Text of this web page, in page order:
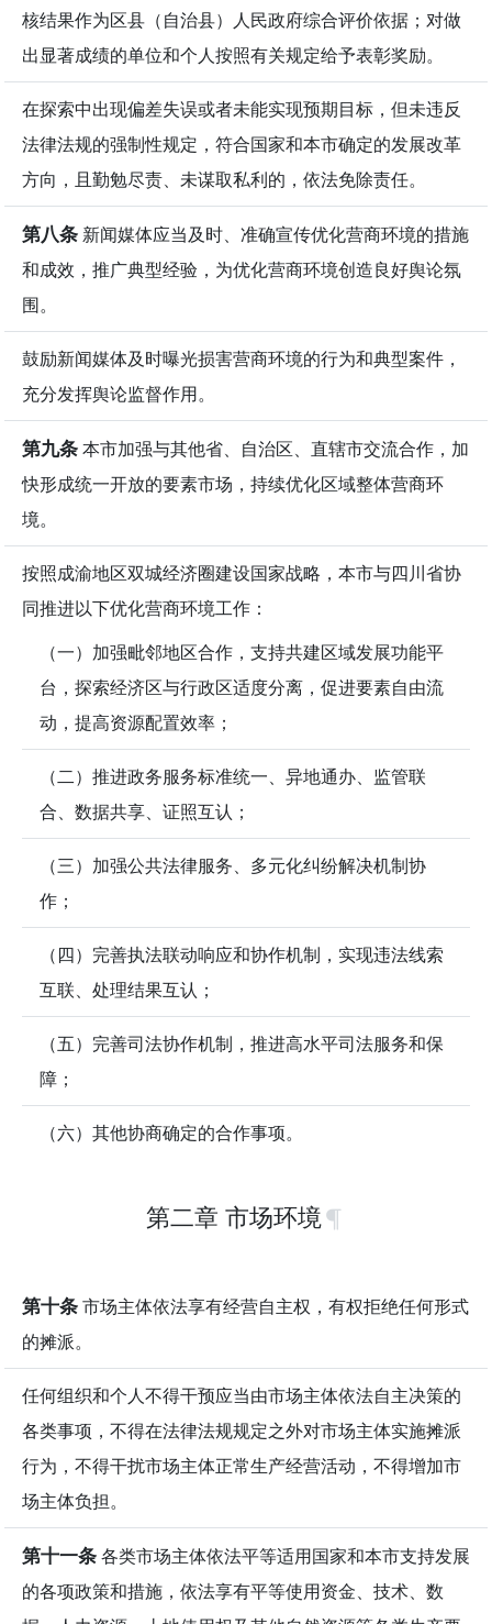
核结果作为区县（自治县）人民政府综合评价依据；对做
出显著成绩的单位和个人按照有关规定给予表彰奖励。
在探索中出现偏差失误或者未能实现预期目标，但未违反
法律法规的强制性规定，符合国家和本市确定的发展改革
方向，且勤勉尽责、未谋取私利的，依法免除责任。
第八条新闻媒体应当及时、准确宣传优化营商环境的措施
和成效，推广典型经验，为优化营商环境创造良好舆论氛
围。
鼓励新闻媒体及时曝光损害营商环境的行为和典型案件，
充分发挥舆论监督作用。
第九条本市加强与其他省、自治区、直辖市交流合作，加
快形成统一开放的要素市场，持续优化区域整体营商环
境。
按照成渝地区双城经济圈建设国家战略，本市与四川省协
同推进以下优化营商环境工作：
（一）加强毗邻地区合作，支持共建区域发展功能平
台，探索经济区与行政区适度分离，促进要素自由流
动，提高资源配置效率；
（二）推进政务服务标准统一、异地通办、监管联
合、数据共享、证照互认；
（三）加强公共法律服务、多元化纠纷解决机制协
作；
（四）完善执法联动响应和协作机制，实现违法线索
互联、处理结果互认；
（五）完善司法协作机制，推进高水平司法服务和保
障；
（六）其他协商确定的合作事项。
第二章 市场环境
第十条市场主体依法享有经营自主权，有权拒绝任何形式
的摊派。
任何组织和个人不得干预应当由市场主体依法自主决策的
各类事项，不得在法律法规规定之外对市场主体实施摊派
行为，不得干扰市场主体正常生产经营活动，不得增加市
场主体负担。
第十一条各类市场主体依法平等适用国家和本市支持发展
的各项政策和措施，依法享有平等使用资金、技术、数